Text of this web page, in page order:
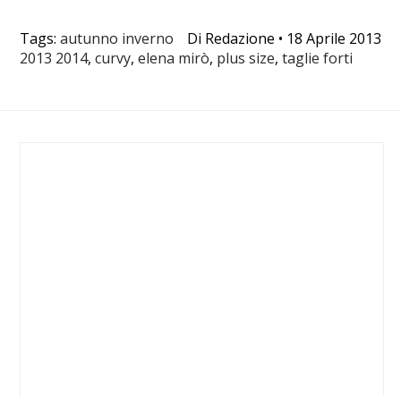
Di Redazione • 18 Aprile 2013
Tags:autunno inverno
2013 2014,curvy,elena mirò, plus size,taglie forti